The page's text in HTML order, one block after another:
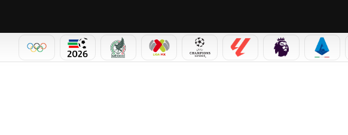
OLÍMPICOSMUNDIAL 2026SELECCIÓN MEXICANA
LIGA MX CHAMPIONS LEAGUE
LALIGA PREMIER LEAGUE
SERIE A